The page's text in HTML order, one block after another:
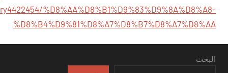
%D8%AA%D8%B1%D9%83%D9%8A%D8%A8-
%D8%B4%D9%81%D8%A7%D8%B7%D8%A7%D8%AA
البحث